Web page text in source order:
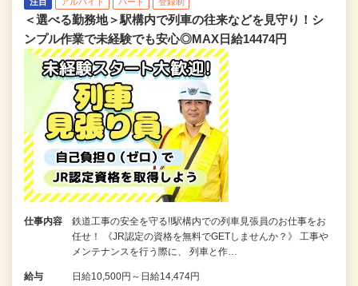
＜選べる勤務地＞駅構内で列車の往来などを見守り！シ
ンプル作業で未経験でも安心◎MAX日給14474円
仕事内容
鉄道工事の安全を守る!!駅構内での列車見張員のお仕事をお
任せ！ 《JR認定の資格を無料でGETしませんか？》 工事や
メンテナンスを行う際に、 列車と作…
給与 日給10,500円～日給14,474円